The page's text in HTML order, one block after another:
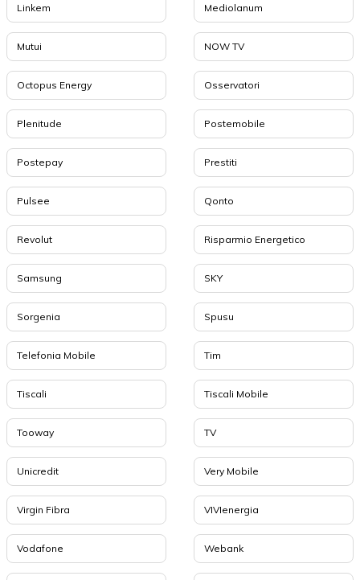
Linkem Mediolanum
Mutui NOW TV
Octopus Energy Osservatori
Plenitude Postemobile
Postepay Prestiti
Pulsee Qonto
Revolut Risparmio Energetico
Samsung SKY
Sorgenia Spusu
Telefonia Mobile Tim
Tiscali Tiscali Mobile
Tooway TV
Unicredit Very Mobile
Virgin Fibra VIVIenergia
Vodafone Webank